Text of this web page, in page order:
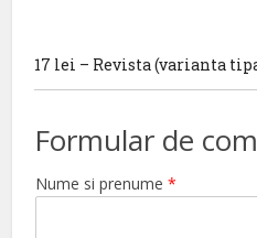
17 lei – Revista (varianta
Formular de
Nume si prenume*